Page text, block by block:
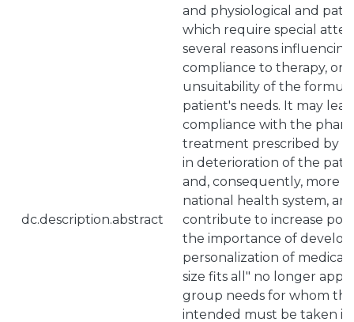
dc.description.abstract
and physiological and
which require special
several reasons
compliance to therapy,
unsuitability of the
patient's needs. It may
compliance with the
treatment prescribed by
in deterioration of the
and, consequently, more
national health system,
contribute to increase
the importance of
personalization of
size fits all" no longer
group needs for whom
intended must be taken